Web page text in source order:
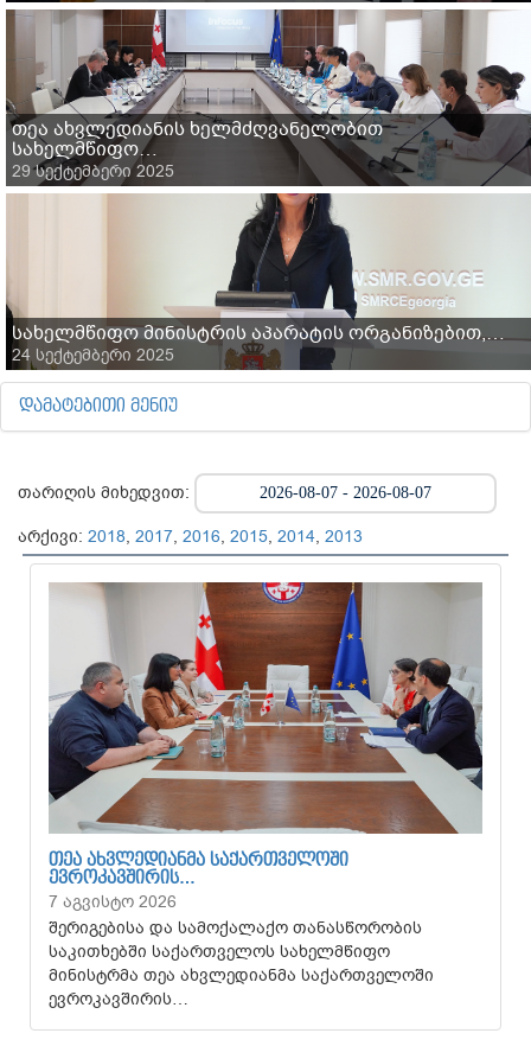
თეა ახვლედიანის ხელმძღვანელობით
სახელმწიფო…
29 სექტემბერი 2025
სახელმწიფო მინისტრის აპარატის ორგანიზებით,…
24 სექტემბერი 2025
ᲓᲐᲛᲐᲢᲔᲑᲘᲗᲘ ᲛᲔᲜᲘᲣ
თარიღის მიხედვით:
არქივი: 2018, 2017, 2016, 2015, 2014, 2013
ᲗᲔᲐ ᲐᲮᲕᲚᲔᲓᲘᲐᲜᲛᲐ ᲡᲐᲥᲐᲠᲗᲕᲔᲚᲝᲨᲘ
ᲔᲕᲠᲝᲙᲐᲕᲨᲘᲠᲘᲡ…
7 აგვისტო 2026
შერიგებისა და სამოქალაქო თანასწორობის
საკითხებში საქართველოს სახელმწიფო
მინისტრმა თეა ახვლედიანმა საქართველოში
ევროკავშირის…